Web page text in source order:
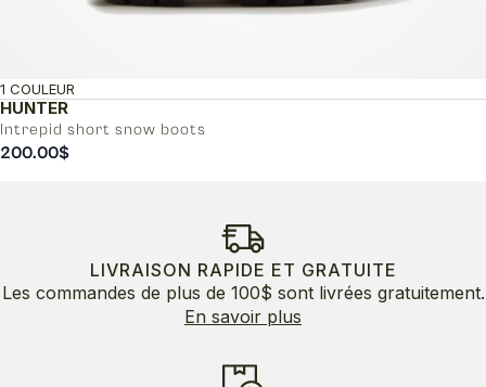
HUNTER
Intrepid short snow boots
1 COULEUR
200.00$
LIVRAISON RAPIDE ET GRATUITE
Les commandes de plus de 100$ sont livrées gratuitement.
En savoir plus